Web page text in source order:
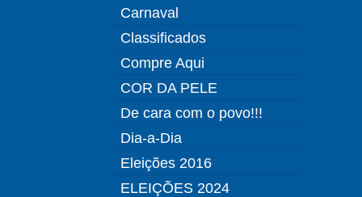
Carnaval
Classificados
Compre Aqui
COR DA PELE
De cara com o povo!!!
Dia-a-Dia
Eleições 2016
ELEIÇÕES 2024